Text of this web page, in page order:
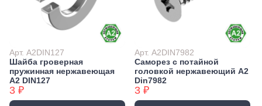
Арт. А2DIN127
Шайба гроверная
пружинная нержавеющая
А2 DIN127
3 ₽
Арт. А2DIN7982
Саморез с потайной
головкой нержавеющий А2
Din7982
3 ₽